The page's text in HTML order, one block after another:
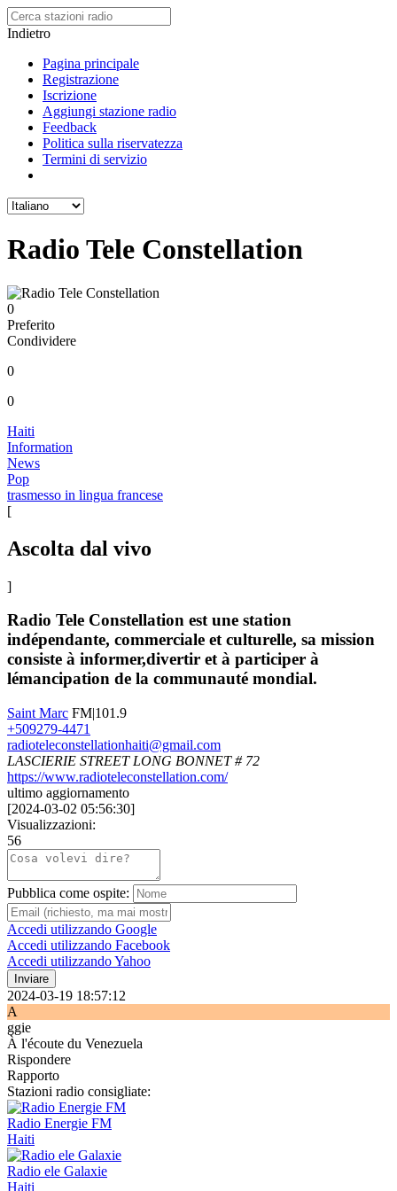
Indietro
Pagina principale
Registrazione
Iscrizione
Aggiungi stazione radio
Feedback
Politica sulla riservatezza
Termini di servizio
Radio Tele Constellation
0
Preferito
Condividere
0
0
Haiti
Information
News
Pop
trasmesso in lingua francese
[
Ascolta dal vivo
]
Radio Tele Constellation est une station
indépendante, commerciale et culturelle, sa mission
consiste à informer,divertir et à participer à
lémancipation de la communauté mondial.
Saint Marc FM|101.9
+509279-4471
radioteleconstellationhaiti@gmail.com
LASCIERIE STREET LONG BONNET # 72
https://www.radioteleconstellation.com/
ultimo aggiornamento
[2024-03-02 05:56:30]
Visualizzazioni:
56
Pubblica come ospite:
Accedi utilizzando Google
Accedi utilizzando Facebook
Accedi utilizzando Yahoo
Inviare
2024-03-19 18:57:12
A
ggie
À l'écoute du Venezuela
Rispondere
Rapporto
Stazioni radio consigliate:
Radio Energie FM
Haiti
Radio ele Galaxie
Haiti